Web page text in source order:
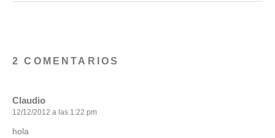
2 COMENTARIOS
Claudio
12/12/2012 a las 1:22 pm
hola